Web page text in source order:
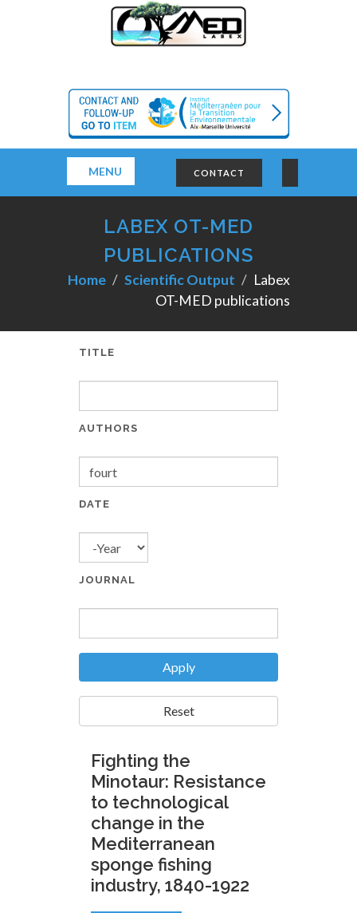
MENU CONTACT
LABEX OT-MED
PUBLICATIONS
Home Scientific Output
Labex
OT-MED publications
TITLE
AUTHORS
DATE
JOURNAL
Apply
Reset
Fighting the
Minotaur: Resistance
to technological
change in the
Mediterranean
sponge fishing
industry, 1840-1922